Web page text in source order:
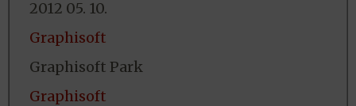
2012 05. 10.
Graphisoft
Graphisoft Park
Graphisoft